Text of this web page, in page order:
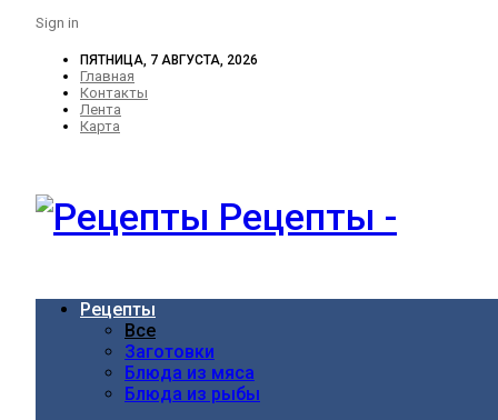
Sign in
ПЯТНИЦА, 7 АВГУСТА, 2026
Главная
Контакты
Лента
Карта
Рецепты -
Рецепты
Все
Заготовки
Блюда из мяса
Блюда из рыбы